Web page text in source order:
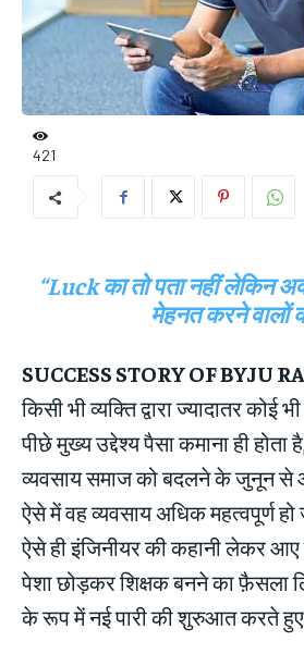
421
“Luck का तो पता नहीं लेकिन
मेहनत करने वालों
SUCCESS STORY OF BYJU
किसी भी व्यक्ति द्वारा ज्यादातर
पीछे मुख्य उद्देश्य पैसा कमाना ही
व्यवसाय समाज को बदलने के जुनून से
ऐसे में वह व्यवसाय अधिक महत्वपूर्ण
ऐसे ही इंजिनीयर की कहानी लेकर
पेशा छोड़कर शिक्षक बनने का फ़ैसला
के रूप में नई पारी की शुरुआत करते हुए